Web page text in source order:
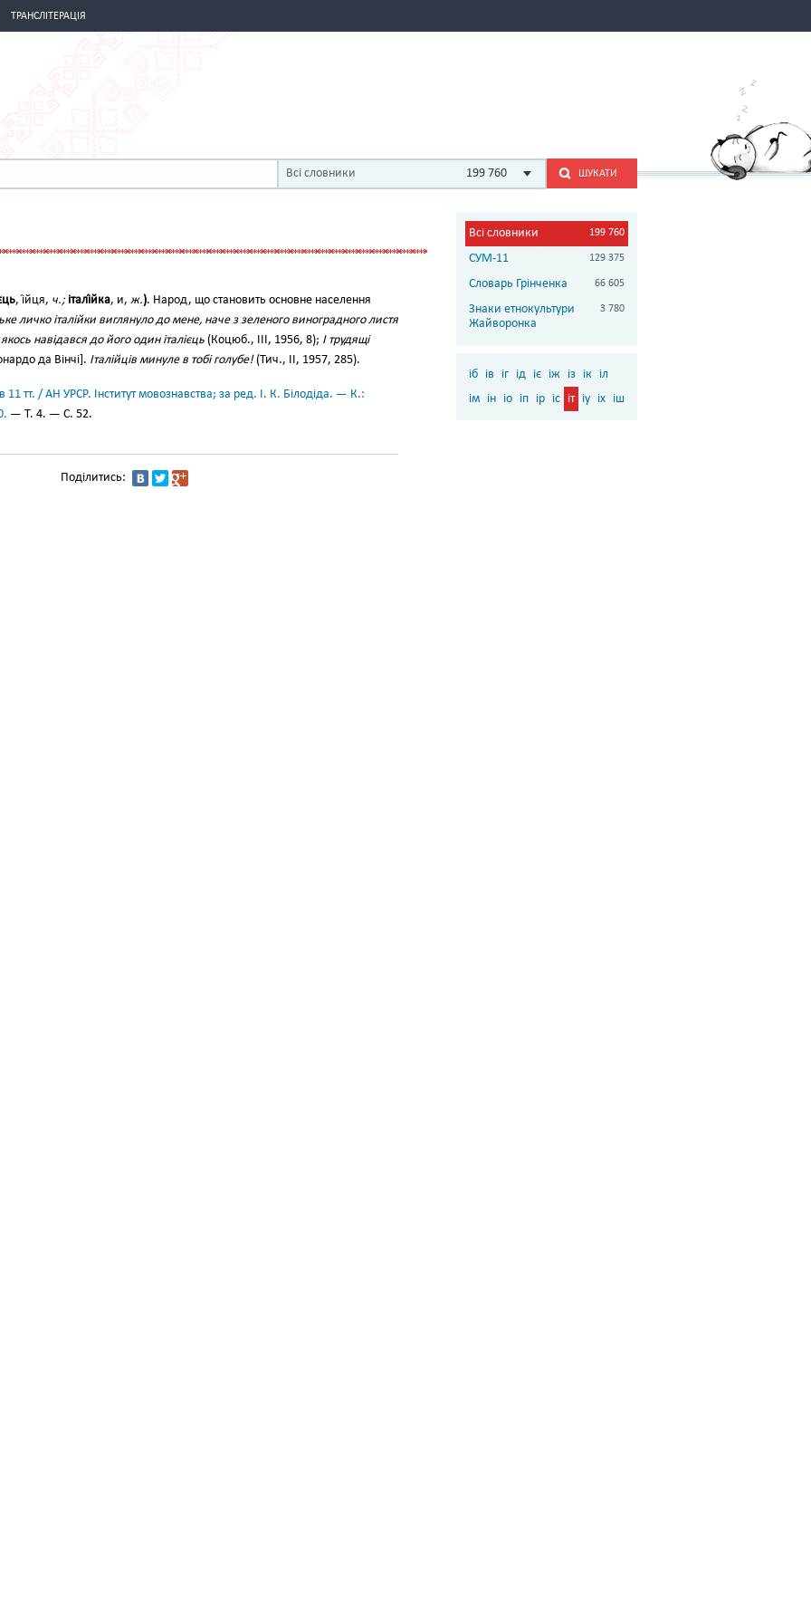
ТРАНСЛІТЕРАЦІЯ
Всі словники 199 760 ШУКАТИ
, і́йця, ч.; італі́йка, и, ж.). Народ, що становить основне населення
личко італійки виглянуло до мене, наче з зеленого виноградного листя
навідався до його один італієць (Коцюб., III, 1956, 8); І трудящі
да Вінчі]. Італійців минуле в тобі голубе!(Тич., II, 1957, 285).
11 тт. / АН УРСР. Інститут мовознавства; за ред. І. К. Білодіда. — К.:
— Т. 4. — С. 52.
Поділитись:
Всі словники 199 760
СУМ-11 129 375
Словарь Грінченка 66 605
Знаки етнокультури
Жайворонка
3 780
іб ів іг ід іє іж із ік
іл
ім ін іо іп ір іс іт іу іх іш